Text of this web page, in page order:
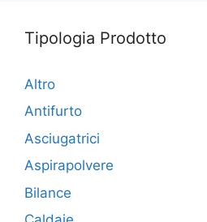
Tipologia Prodotto
Altro
Antifurto
Asciugatrici
Aspirapolvere
Bilance